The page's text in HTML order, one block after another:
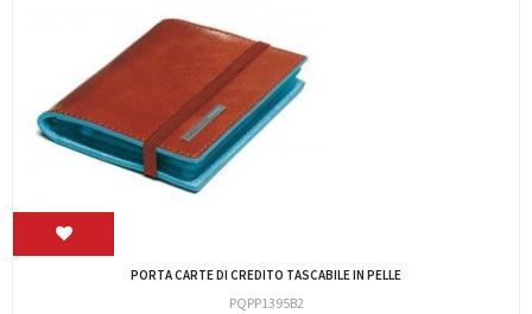
PORTA CARTE DI CREDITO TASCABILE IN PELLE
PQPP1395B2